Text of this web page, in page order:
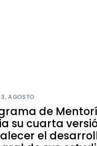
3, AGOSTO
de
su cuarta
el